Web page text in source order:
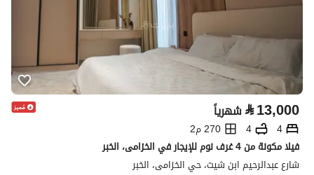
⃁13,000 شهرياً
4
4
270 م2
فيلا مكونة من 4 غرف نوم للإيجار في الخزامى، الخبر
شارع عبدالرحيم ابن شيت، حي الخزامى، الخبر